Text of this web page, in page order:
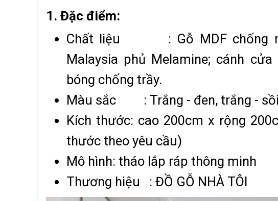
1. Đặc điểm:
Chất liệu : Gỗ MDF chống
Malaysia phủ Melamine; cánh
bóng chống trầy.
Màu sắc : Trắng - đen, trắng -
Kích thước: cao 200cm x rộng
thước theo yêu cầu)
Mô hình: tháo lắp ráp thông minh
Thương hiệu : ĐỒ GỖ NHÀ TÔI